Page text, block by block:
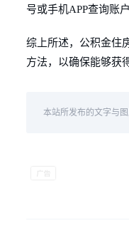
号或手机APP查询账
综上所述，公积金住
方法，以确保能够获
本站所发布的文字与